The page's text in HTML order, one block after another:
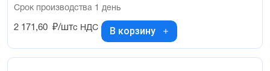
Срок производства 1 день
2 171,60 ₽/штс НДС В корзину